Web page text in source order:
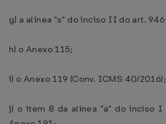
g) a alínea "s" do inciso II do art.
h) o Anexo 115;
i) o Anexo 119 (Conv. ICMS 40/2016);
j) o item 8 da alínea "a" do inciso I